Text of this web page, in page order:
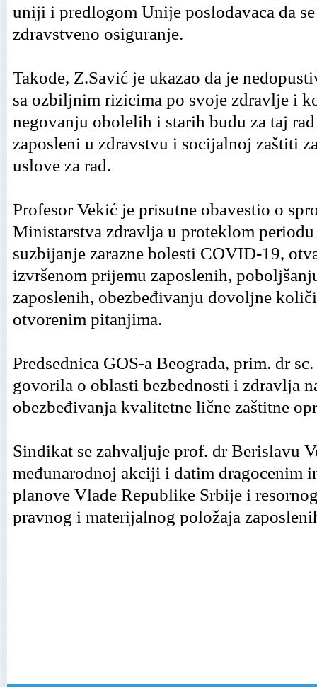
uniji i predlogom Unije poslodavaca da
zdravstveno osiguranje.
Takođe, Z.Savić je ukazao da je
sa ozbilјnim rizicima po svoje zdravlјe i
negovanju obolelih i starih budu za taj
zaposleni u zdravstvu i socijalnoj zaštiti
uslove za rad.
Profesor Vekić je prisutne obavestio o
Ministarstva zdravlјa u proteklom
suzbijanje zarazne bolesti COVID-19,
izvršenom prijemu zaposlenih,
zaposlenih, obezbeđivanju dovolјne
otvorenim pitanjima.
Predsednica GOS-a Beograda, prim. dr
govorila o oblasti bezbednosti i zdravlјa
obezbeđivanja kvalitetne lične zaštitne
Sindikat se zahvalјuje prof. dr Berislavu
međunarodnoj akciji i datim dragocenim
planove Vlade Republike Srbije i
pravnog i materijalnog položaja